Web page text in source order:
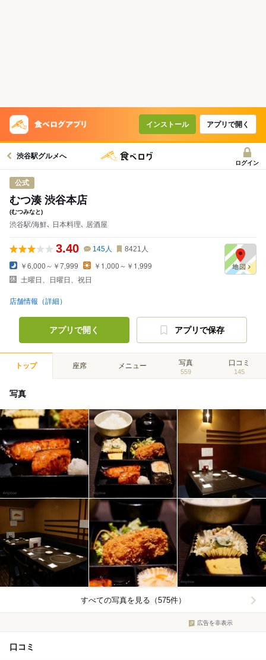
インストール アプリで開く
渋谷駅グルメへ
ログイン
公式
むつ湊 渋谷本店
(むつみなと)
渋谷駅/海鮮､ 日本料理､ 居酒屋
3.40 145人 8421 人
￥6,000～￥7,999
￥1,000～￥1,999
土曜日、日曜日、祝日
店舗情報（詳細）
アプリで開く アプリで保存
トップ 座席 メニュー 写真
559
口コミ
145
写真
すべての写真を見る（575件）
広告を非表示
口コミ